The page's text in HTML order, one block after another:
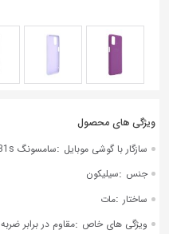
سازگار با گوشی موبایل :سامسونگ Galaxy M31s
جنس :سیلیکون
ساختار :مات
ویژگی های خاص :مقاوم در برابر ضربه